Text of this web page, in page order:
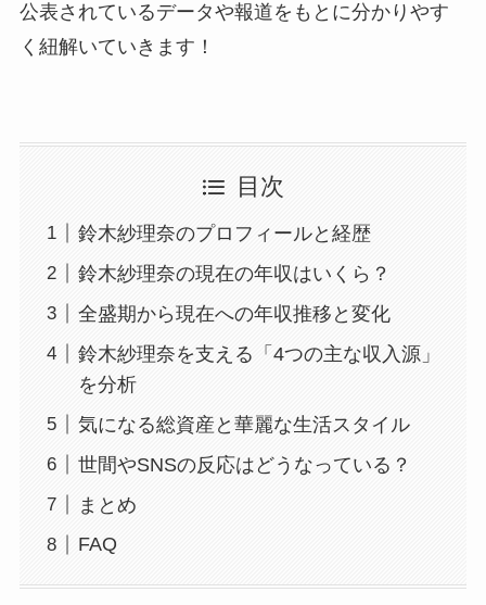
公表されているデータや報道をもとに分かりやす
く紐解いていきます！
目次
鈴木紗理奈のプロフィールと経歴
鈴木紗理奈の現在の年収はいくら？
全盛期から現在への年収推移と変化
鈴木紗理奈を支える「4つの主な収入源」
を分析
気になる総資産と華麗な生活スタイル
世間やSNSの反応はどうなっている？
まとめ
FAQ